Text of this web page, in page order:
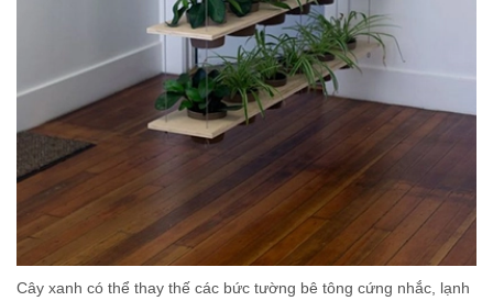
Cây xanh có thể thay thế các bức tường bê tông cứng nhắc, lạnh